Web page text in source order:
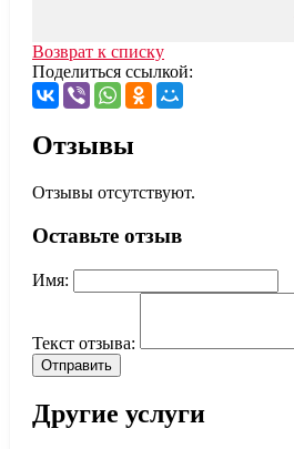
Возврат к списку
Поделиться ссылкой:
Отзывы
Отзывы отсутствуют.
Оставьте отзыв
Имя:
Текст отзыва:
Отправить
Другие услуги